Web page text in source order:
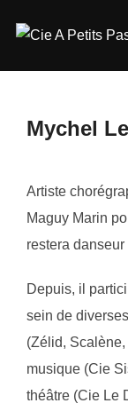
Mychel
Artiste
Maguy Marin
restera danseur
Depuis, il
sein de
(Zélid,
musique (Cie
théâtre (Cie Le